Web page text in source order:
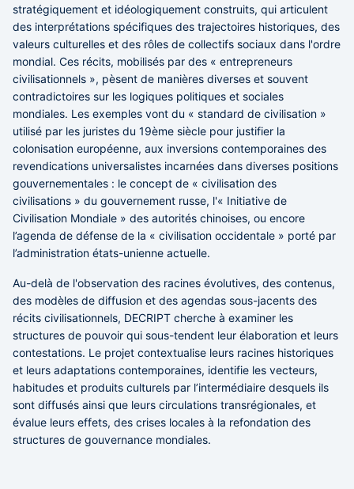
stratégiquement et idéologiquement construits, qui articulent
des interprétations spécifiques des trajectoires historiques, des
valeurs culturelles et des rôles de collectifs sociaux dans l'ordre
mondial. Ces récits, mobilisés par des « entrepreneurs
civilisationnels », pèsent de manières diverses et souvent
contradictoires sur les logiques politiques et sociales
mondiales. Les exemples vont du « standard de civilisation »
utilisé par les juristes du 19ème siècle pour justifier la
colonisation européenne, aux inversions contemporaines des
revendications universalistes incarnées dans diverses positions
gouvernementales : le concept de « civilisation des
civilisations » du gouvernement russe, l'« Initiative de
Civilisation Mondiale » des autorités chinoises, ou encore
l’agenda de défense de la « civilisation occidentale » porté par
l’administration états-unienne actuelle.
Au-delà de l'observation des racines évolutives, des contenus,
des modèles de diffusion et des agendas sous-jacents des
récits civilisationnels, DECRIPT cherche à examiner les
structures de pouvoir qui sous-tendent leur élaboration et leurs
contestations. Le projet contextualise leurs racines historiques
et leurs adaptations contemporaines, identifie les vecteurs,
habitudes et produits culturels par l’intermédiaire desquels ils
sont diffusés ainsi que leurs circulations transrégionales, et
évalue leurs effets, des crises locales à la refondation des
structures de gouvernance mondiales.